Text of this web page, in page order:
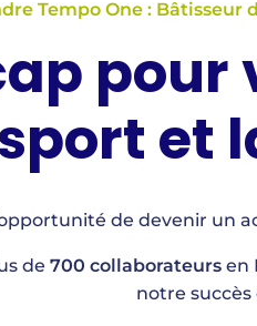
Tempo One : Bâtisseur
et
de devenir un
de 700 collaborateursen
notre succès